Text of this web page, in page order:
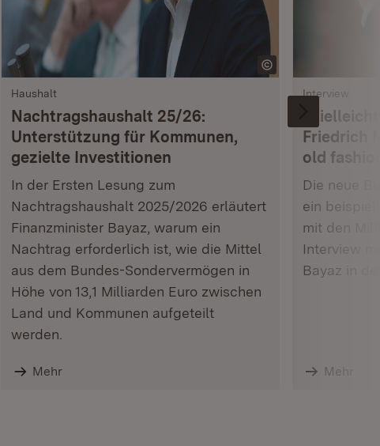
Haushalt
Nachtragshaushalt 25/26:
Unterstützung für Kommunen,
gezielte Investitionen
In der Ersten Lesung zum
Nachtragshaushalt 2025/2026 erläutert
Finanzminister Bayaz, warum ein
Nachtrag erforderlich ist, wie die Mittel
aus dem Bundes-Sondervermögen in
Höhe von 13,1 Milliarden Euro zwischen
Land und Kommunen aufgeteilt
werden.
Mehr
Interview
Friedrich
old
Die neue
ein
mit den
Interview
Bayaz in
Mehr